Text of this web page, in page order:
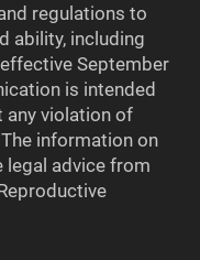
regulations to
ability, including
September
is intended
any violation of
information on
advice from